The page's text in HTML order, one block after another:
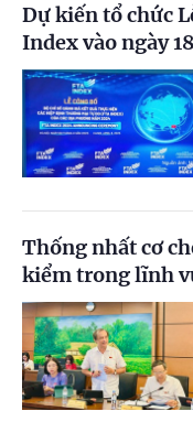
Dự kiến tổ chức
Index vào ngày
Thống nhất cơ
kiểm trong lĩnh